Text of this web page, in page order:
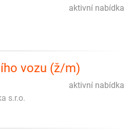
aktivní nabídka
vozu (ž/m)
aktivní nabídka
s.r.o.